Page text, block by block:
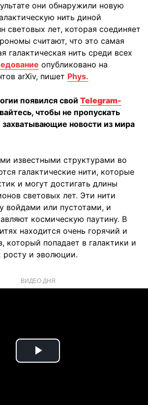
они обнаружили новую
нить диной
световых лет, которая соединяет
считают, что это самая
галактическая нить среди всех
опубликовано на
arXiv, пишет Phys.
появился свой Telegram-
чтобы не пропускать
новости из мира
известными структурами во
галактические нити, которые
и могут достигать длины
световых лет. Эти нити
войдами или пустотами, и
космическую паутину. В
находится очень горячий и
который попадает в галактики и
росту и эволюции.
ВИДЕО ДНЯ
Play